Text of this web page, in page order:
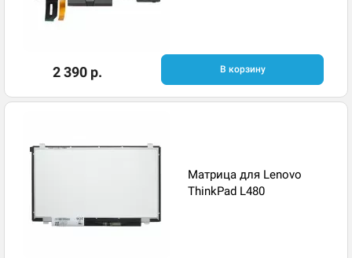
2 390 р. В корзину
Матрица для Lenovo
ThinkPad L480